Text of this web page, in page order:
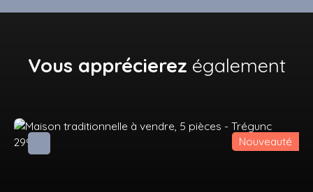
Vous apprécierez également
Nouveauté